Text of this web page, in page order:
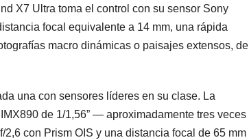
X7 Ultra toma el control con su sensor Sony
focal equivalente a 14 mm, una rápida
macro dinámicas o paisajes extensos, de
una con sensores líderes en su clase. La
de 1/1,56” — aproximadamente tres veces
con Prism OIS y una distancia focal de 65 mm